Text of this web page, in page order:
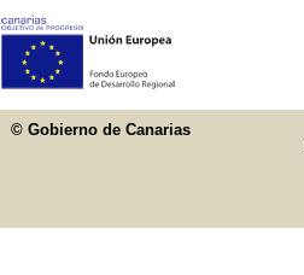
© Gobierno de Canarias